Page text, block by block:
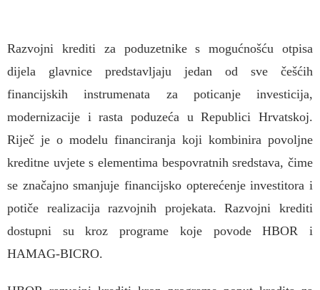
Razvojni krediti za poduzetnike s mogućnošću otpisa
dijela glavnice predstavljaju jedan od sve češćih
financijskih instrumenata za poticanje investicija,
modernizacije i rasta poduzeća u Republici Hrvatskoj.
Riječ je o modelu financiranja koji kombinira povoljne
kreditne uvjete s elementima bespovratnih sredstava, čime
se značajno smanjuje financijsko opterećenje investitora i
potiče realizacija razvojnih projekata. Razvojni krediti
dostupni su kroz programe koje povode HBOR i
HAMAG-BICRO.